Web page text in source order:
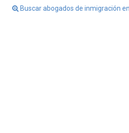
Buscar abogados de inmigración